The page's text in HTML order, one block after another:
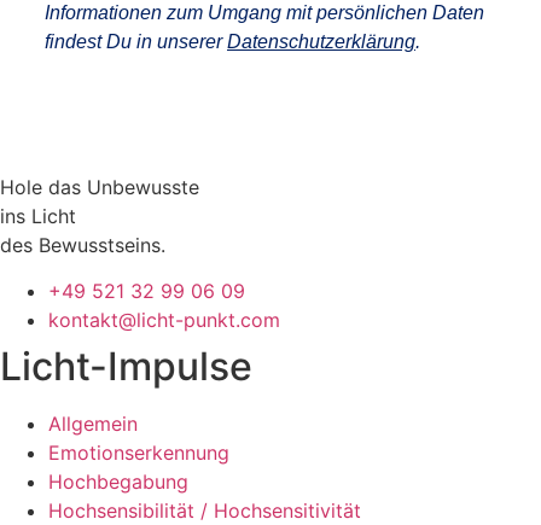
Informationen zum Umgang mit persönlichen Daten
findest Du in unsererDatenschutzerklärung.
Hole das Unbewusste
ins Licht
des Bewusstseins.
+49 521 32 99 06 09
kontakt@licht-punkt.com
Licht-Impulse
Allgemein
Emotionserkennung
Hochbegabung
Hochsensibilität / Hochsensitivität